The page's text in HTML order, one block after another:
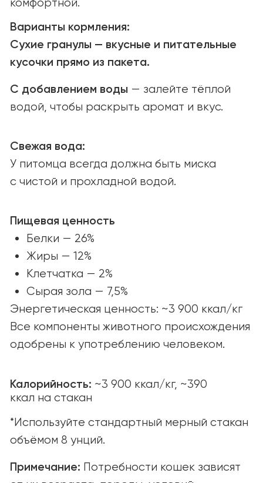
ПОИСК МАГАЗИНОВ
Найдите YUMMI у наших надёжных
с удобной доставкой.
Найти
Открыты к партнёрству
Связаться
© yummi super premium quality